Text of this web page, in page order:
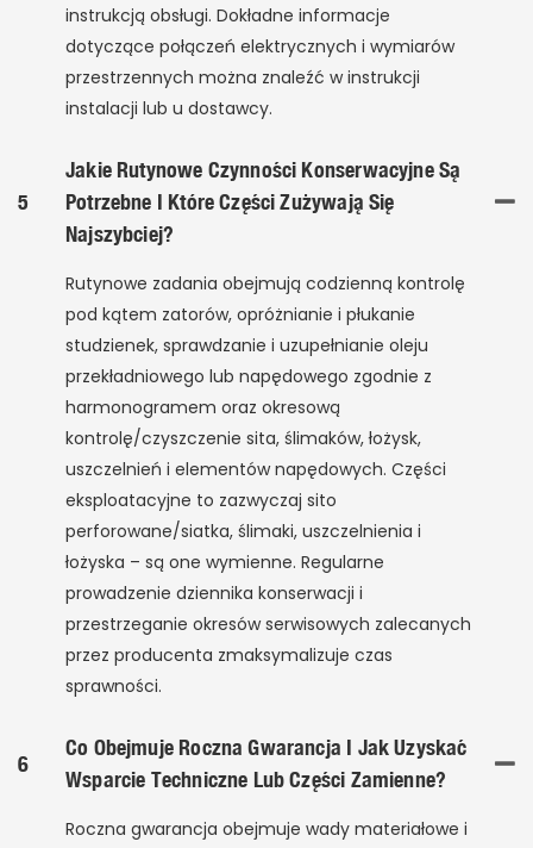
instrukcją obsługi. Dokładne informacje
dotyczące połączeń elektrycznych i wymiarów
przestrzennych można znaleźć w instrukcji
instalacji lub u dostawcy.
5
Jakie Rutynowe Czynności Konserwacyjne Są
Potrzebne I Które Części Zużywają Się
Najszybciej?
Rutynowe zadania obejmują codzienną kontrolę
pod kątem zatorów, opróżnianie i płukanie
studzienek, sprawdzanie i uzupełnianie oleju
przekładniowego lub napędowego zgodnie z
harmonogramem oraz okresową
kontrolę/czyszczenie sita, ślimaków, łożysk,
uszczelnień i elementów napędowych. Części
eksploatacyjne to zazwyczaj sito
perforowane/siatka, ślimaki, uszczelnienia i
łożyska – są one wymienne. Regularne
prowadzenie dziennika konserwacji i
przestrzeganie okresów serwisowych zalecanych
przez producenta zmaksymalizuje czas
sprawności.
6
Co Obejmuje Roczna Gwarancja I Jak Uzyskać
Wsparcie Techniczne Lub Części Zamienne?
Roczna gwarancja obejmuje wady materiałowe i